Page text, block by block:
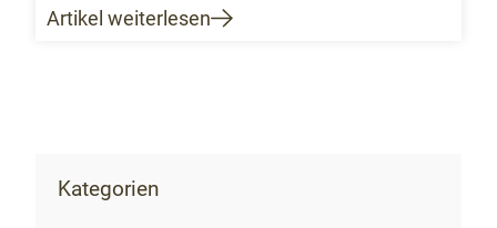
Artikel weiterlesen
Kategorien